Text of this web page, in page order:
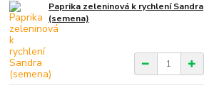
Paprika zeleninová k rychlení Sandra
(semena)